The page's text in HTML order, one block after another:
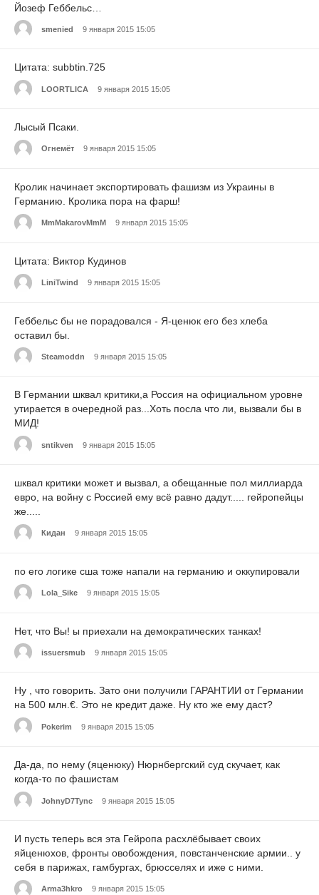
Йозеф Геббельс…
smenied 9 января 2015 15:05
Цитата: subbtin.725
LOORTLICA 9 января 2015 15:05
Лысый Псаки.
Огнемёт 9 января 2015 15:05
Кролик начинает экспортировать фашизм из Украины в
Германию. Кролика пора на фарш!
MmMakarovMmM 9 января 2015 15:05
Цитата: Виктор Кудинов
LiniTwind 9 января 2015 15:05
Геббельс бы не порадовался - Я-ценюк его без хлеба
оставил бы.
Steamoddn 9 января 2015 15:05
В Германии шквал критики,а Россия на официальном уровне
утирается в очередной раз...Хоть посла что ли, вызвали бы в
МИД!
sntikven 9 января 2015 15:05
шквал критики может и вызвал, а обещанные пол миллиарда
евро, на войну с Россией ему всё равно дадут..... гейропейцы
же.....
Кидан 9 января 2015 15:05
по его логике сша тоже напали на германию и оккупировали
Lola_Sike 9 января 2015 15:05
Нет, что Вы! ы приехали на демократических танках!
issuersmub 9 января 2015 15:05
Ну , что говорить. Зато они получили ГАРАНТИИ от Германии
на 500 млн.€. Это не кредит даже. Ну кто же ему даст?
Pokerim 9 января 2015 15:05
Да-да, по нему (яценюку) Нюрнбергский суд скучает, как
когда-то по фашистам
JohnyD7Tync 9 января 2015 15:05
И пусть теперь вся эта Гейропа расхлёбывает своих
яйценюхов, фронты овобождения, повстанченские армии.. у
себя в парижах, гамбургах, брюсселях и иже с ними.
Arma3hkro 9 января 2015 15:05